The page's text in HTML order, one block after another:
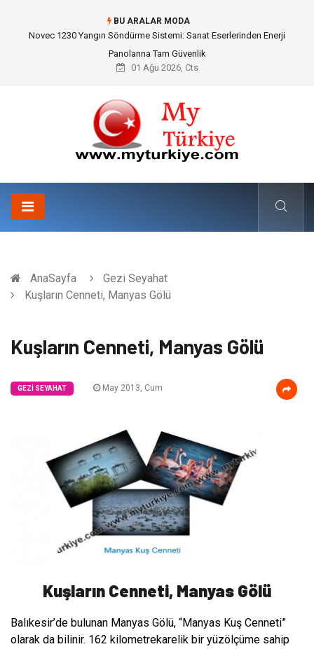
BU ARALAR MODA
Skoda Yedek Parça Seçiminde Teknik Uyumluluk ve Sürüş Konforu
01 Ağu 2026, Cts
AnaSayfa
Gezi Seyahat
Kuşların Cenneti, Manyas Gölü
Kuşların Cenneti, Manyas Gölü
GEZI SEYAHAT May 2013, Cum
Kuşların Cenneti, Manyas Gölü
Balıkesir’de bulunan Manyas Gölü, “Manyas Kuş Cenneti”
olarak da bilinir. 162 kilometrekarelik bir yüzölçüme sahip